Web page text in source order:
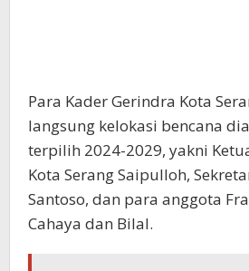
Para Kader Gerindra Kota
langsung kelokasi bencana
terpilih 2024-2029, yakni
Kota Serang Saipulloh,
Santoso, dan para anggota
Cahaya dan Bilal.